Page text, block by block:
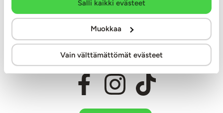
Salli kaikki evästeet
Muokkaa
Vain välttämättömät evästeet
Asiantunteva henkilökunta
Ystävällinen ja auttava asiakaspalvelu
100% kotimainen verkkokauppa
Seuraa meitä somessa